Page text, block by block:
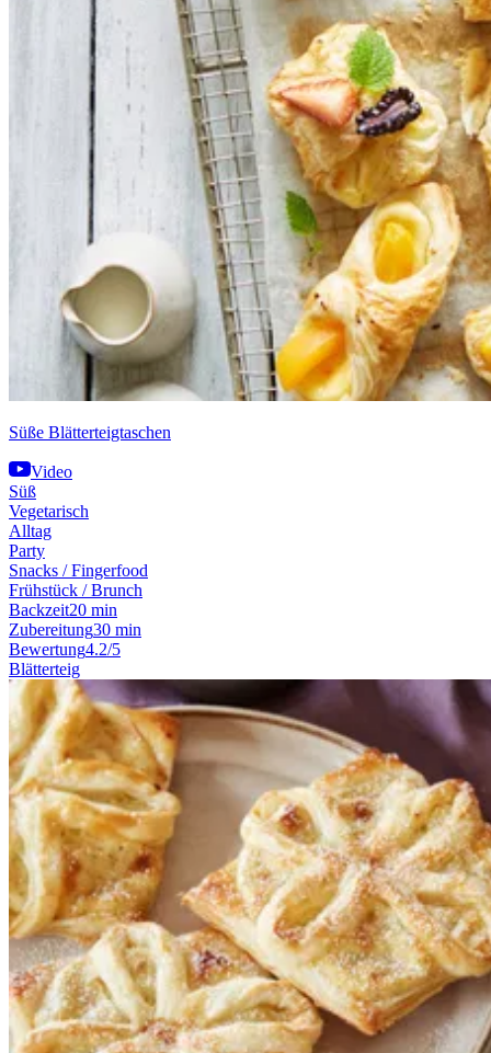
Süße Blätterteigtaschen
Video
Süß
Vegetarisch
Alltag
Party
Snacks / Fingerfood
Frühstück / Brunch
Backzeit20 min
Zubereitung30 min
Bewertung4.2/5
Blätterteig